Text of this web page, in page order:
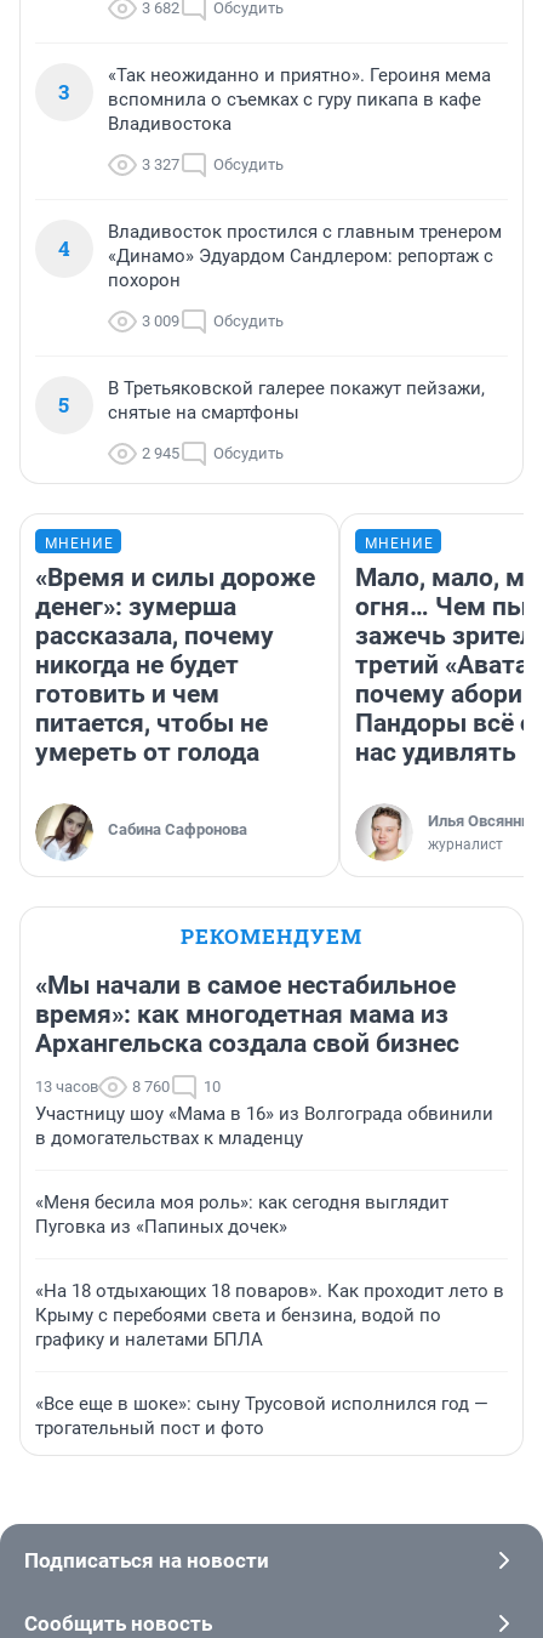
3 682 Обсудить
3
«Так неожиданно и приятно». Героиня мема
вспомнила о съемках с гуру пикапа в кафе
Владивостока
3 327 Обсудить
4
Владивосток простился с главным тренером
«Динамо» Эдуардом Сандлером: репортаж с
похорон
3 009 Обсудить
5
В Третьяковской галерее покажут пейзажи,
снятые на смартфоны
2 945 Обсудить
МНЕНИЕ
«Время и силы дороже
денег»: зумерша
рассказала, почему
никогда не будет
готовить и чем
питается, чтобы не
умереть от голода
Сабина Сафронова
МНЕНИЕ
Мало, мало,
огня… Чем
зажечь
третий
почему
Пандоры всё
нас удивлять
Илья
журналист
РЕКОМЕНДУЕМ
«Мы начали в самое нестабильное
время»: как многодетная мама из
Архангельска создала свой бизнес
13 часов 8 760 10
Участницу шоу «Мама в 16» из Волгограда обвинили
в домогательствах к младенцу
«Меня бесила моя роль»: как сегодня выглядит
Пуговка из «Папиных дочек»
«На 18 отдыхающих 18 поваров». Как проходит лето в
Крыму с перебоями света и бензина, водой по
графику и налетами БПЛА
«Все еще в шоке»: сыну Трусовой исполнился год —
трогательный пост и фото
Подписаться на новости
Сообщить новость